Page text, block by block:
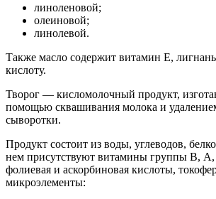
линоленовой;
олеиновой;
линолевой.
Также масло содержит витамин Е,
кислоту.
Творог — кисломолочный продукт,
помощью сквашивания молока и
сыворотки.
Продукт состоит из воды, углеводов,
нем присутствуют витамины группы В, А,
фолиевая и аскорбиновая кислоты,
микроэлементы: